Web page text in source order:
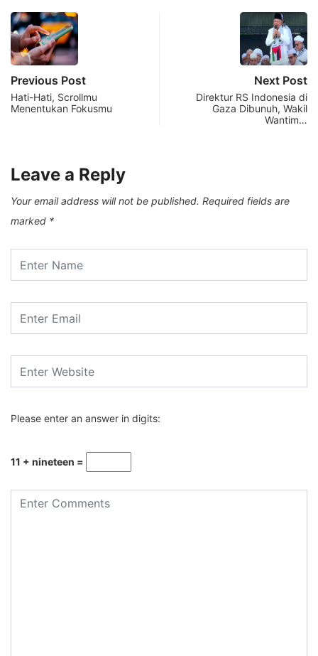
Previous Post
Hati-Hati, Scrollmu
Menentukan Fokusmu
Next Post
Direktur RS Indonesia di
Gaza Dibunuh, Wakil
Wantim…
Leave a Reply
Your email address will not be published. Required fields are
marked *
Please enter an answer in digits:
11 + nineteen =